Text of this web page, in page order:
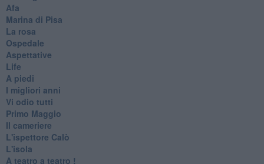
Afa
Marina di Pisa
La rosa
Ospedale
Aspettative
Life
A piedi
I migliori anni
Vi odio tutti
Primo Maggio
Il cameriere
L'ispettore Calò
L'isola
A teatro a teatro !